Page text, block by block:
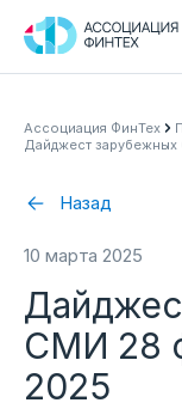
Ассоциация
Пресс-центр
Карьера
Контакты
Документы
Ассоциация ФинТех
Дайджест
Назад
10 марта 2025
СМИ 28
2025